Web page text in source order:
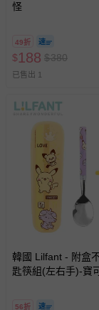
怪
49折
$188 $380
已售出 1
韓國 Lilfant - 附盒
匙筷組(左右手)-寶
56折